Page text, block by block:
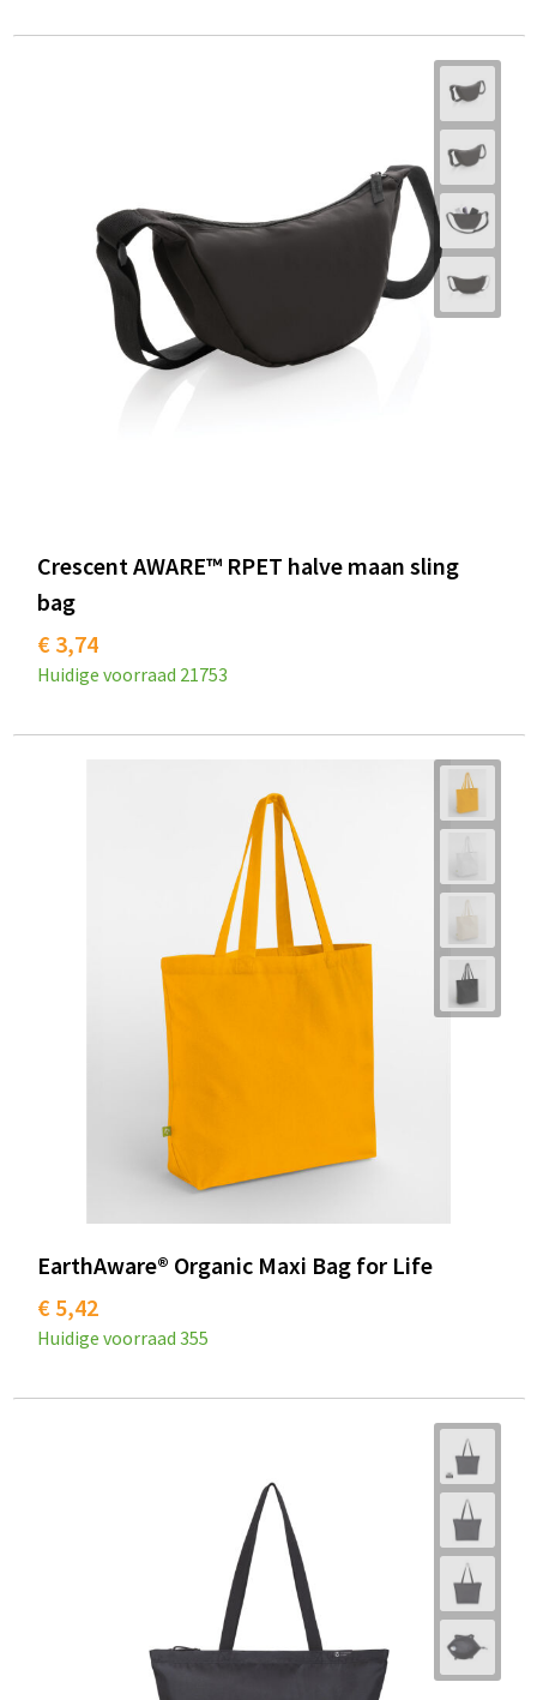
Crescent AWARE™ RPET halve maan sling
bag
€ 3,74
Huidige voorraad 21753
EarthAware® Organic Maxi Bag for Life
€ 5,42
Huidige voorraad 355